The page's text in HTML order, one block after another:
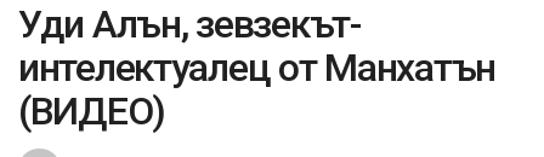
Уди Алън, зевзекът-
интелектуалец от Манхатън
(ВИДЕО)